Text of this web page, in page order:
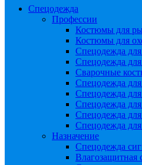
Спецодежда
Профессии
Костюмы для
Костюмы для
Спецодежда
Спецодежда
Сварочные
Спецодежда
Спецодежда
Спецодежда
Спецодежда для
Спецодежда
Назначение
Спецодежда
Влагозащитная